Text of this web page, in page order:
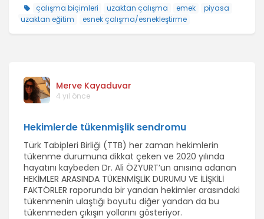
çalışma biçimleri uzaktan çalışma emek
piyasa
uzaktan eğitim
esnek çalışma/esnekleştirme
Merve Kayaduvar
4 yıl önce
Hekimlerde tükenmişlik sendromu
Türk Tabipleri Birliği (TTB) her zaman hekimlerin
tükenme durumuna dikkat çeken ve 2020 yılında
hayatını kaybeden Dr. Ali ÖZYURT’un anısına adanan
HEKİMLER ARASINDA TÜKENMİŞLİK DURUMU VE İLİŞKİLİ
FAKTÖRLER raporunda bir yandan hekimler arasındaki
tükenmenin ulaştığı boyutu diğer yandan da bu
tükenmeden çıkışın yollarını gösteriyor.